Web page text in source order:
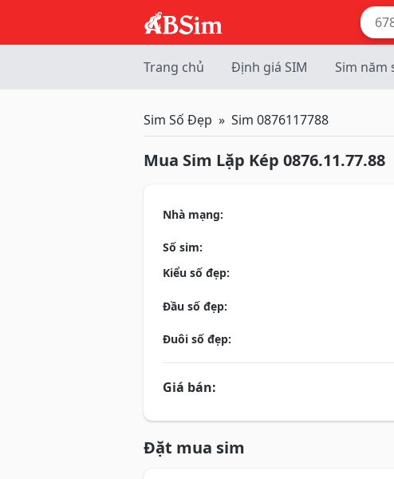
Trang chủ Định giá SIM Sim năm
Sim Số Đẹp Sim 0876117788
Mua Sim Lặp Kép 0876.11.77.88
Nhà mạng:
Số sim:
Kiểu số đẹp:
Đầu số đẹp:
Đuôi số đẹp:
Giá bán:
Đặt mua sim